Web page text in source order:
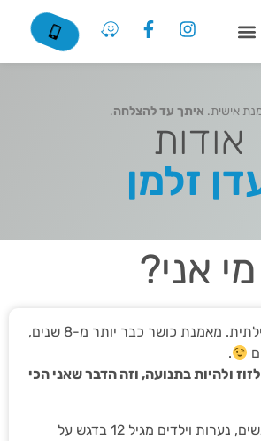
אישית. איתך עד להצלחה.
אודות
זלמן
מי אני?
, בת 37, אילתית. מאמנת כושר כבר יותר מ-8 שנים,
.
ולהיות בתנועה, וזה הדבר שאני הכי
אני מאמנת גברים, נשים, נערות וילדים מגיל 12 בדגש על